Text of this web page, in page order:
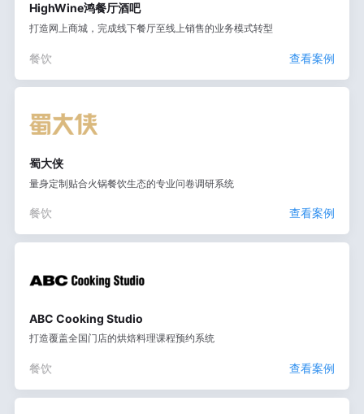
HighWine鸿餐厅酒吧
打造网上商城，完成线下餐厅至线上销售的业务模式转型
餐饮 查看案例
蜀大侠
量身定制贴合火锅餐饮生态的专业问卷调研系统
餐饮 查看案例
ABC Cooking Studio
打造覆盖全国门店的烘焙料理课程预约系统
餐饮 查看案例